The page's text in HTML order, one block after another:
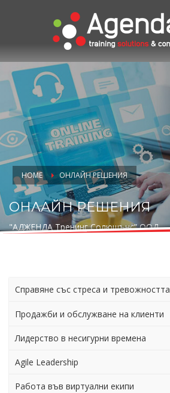
HOME ОНЛАЙН РЕШЕНИЯ
ОНЛАЙН РЕШЕНИЯ
"АДЖЕНДА Тренинг Солюшънс” ООД
Справяне със стреса и тревожността
Продажби и обслужване на клиенти
Лидерство в несигурни времена
Agile Leadership
Работа във виртуални екипи